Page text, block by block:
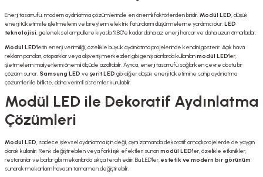
Enerji tasarrufu, modern aydınlatma çözümlerinde en önemli faktörlerden biridir. Modül LED, düşük
enerji tüketimi ile işletmelerin ve bireylerin elektrik faturalarını düşürmelerine yardımcı olur. LED
teknolojisi, geleneksel ampullere kıyasla %80'e kadar daha az enerji harcar ve daha uzun ömürlüdür.
Modül LED'lerin enerji verimliliği, özellikle büyük aydınlatma projelerinde kendini gösterir. Açık hava
reklam panoları, otoparklar veya alışveriş merkezleri gibi geniş alanlarda kullanılanmodül LED'ler,
işletmelerin maliyetlerini önemli ölçüde azaltabilir. Ayrıca, enerji tasarrufu sağlarken çevre dostu bir
çözüm sunar. Samsung LED ve şerit LED gibi diğer düşük enerji tüketimine sahip aydınlatma
çözümleri ile birlikte, daha verimli sistemler kurulabilir.
Modül LED ile Dekoratif Aydınlatma
Çözümleri
Modül LED, sadece işlevsel aydınlatma için değil, aynı zamanda dekoratif amaçlı projelerde de yaygın
olarak kullanılır. Renk değiştirebilen veya farklı ışık efektleri sunanmodül LED'ler, özellikle etkinlikler,
restoranlar ve barlar gibi mekanlarda sıkça tercih edilir. Bu LED'ler,estetik ve modern bir görünüm
sunarak mekanların havasını tamamen değiştirebilir.